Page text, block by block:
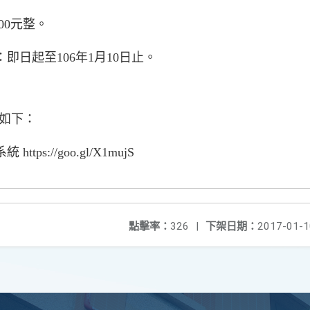
元整。
即日起至106年1月 10 日止。
下：
統 https://goo.gl/X1mujS
下架日期： 2017-01-
點擊率： 326 |